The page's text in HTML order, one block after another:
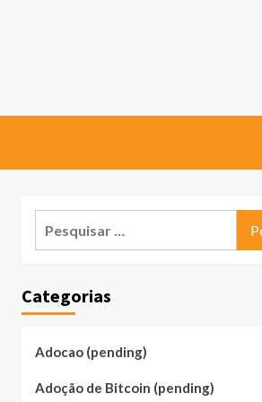
Categorias
Adocao (pending)
Adoção de Bitcoin (pending)